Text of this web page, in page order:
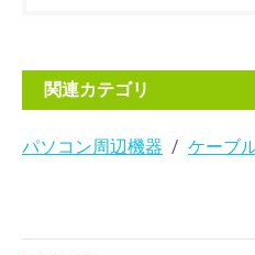
関連カテゴリ
パソコン周辺機器 ケーブ